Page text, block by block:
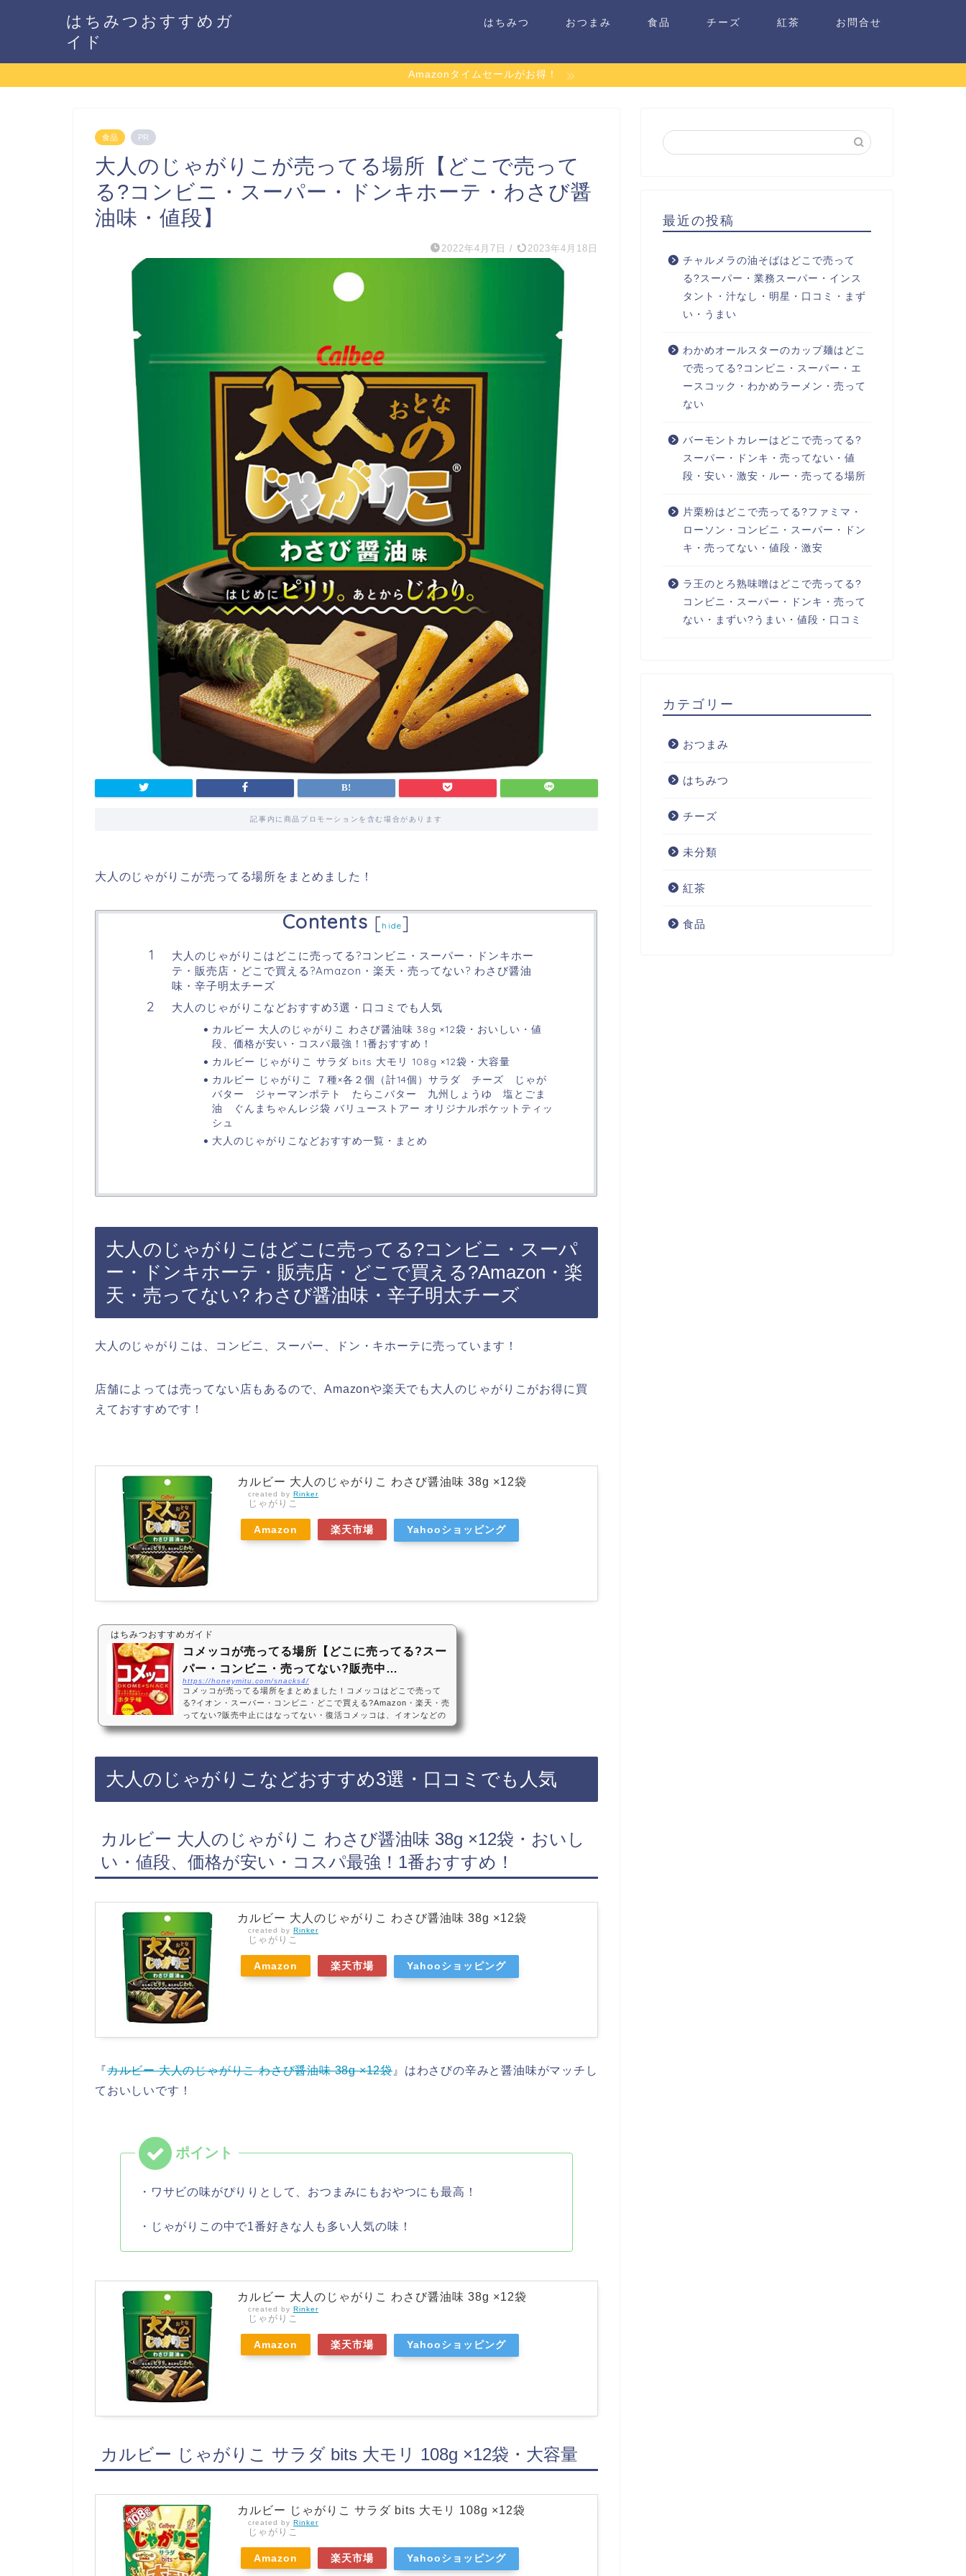
はちみつおすすめガ
イド
はちみつ おつまみ 食品 チーズ 紅茶 お問合せ
Amazonタイムセールがお得！
食品 PR
大人のじゃがりこが売ってる場所【どこで売って
る?コンビニ・スーパー・ドンキホーテ・わさび醤
油味・値段】
2022年4月7日 / 2023年4月18日
記事内に商品プロモーションを含む場合があります
大人のじゃがりこが売ってる場所をまとめました！
Contents [hide]
大人のじゃがりこはどこに売ってる?コンビニ・スーパー・ドンキホー
テ・販売店・どこで買える?Amazon・楽天・売ってない? わさび醤油
味・辛子明太チーズ
大人のじゃがりこなどおすすめ3選・口コミでも人気
カルビー 大人のじゃがりこ わさび醤油味 38g ×12袋・おいしい・値
段、価格が安い・コスパ最強！1番おすすめ！
カルビー じゃがりこ サラダ bits 大モリ 108g ×12袋・大容量
カルビー じゃがりこ ７種×各２個（計14個）サラダ チーズ じゃが
バター ジャーマンポテト たらこバター 九州しょうゆ 塩とごま
油 ぐんまちゃんレジ袋 バリューストアー オリジナルポケットティッ
シュ
大人のじゃがりこなどおすすめ一覧・まとめ
大人のじゃがりこはどこに売ってる?コンビニ・スーパ
ー・ドンキホーテ・販売店・どこで買える?Amazon・楽
天・売ってない? わさび醤油味・辛子明太チーズ
大人のじゃがりこは、コンビニ、スーパー、ドン・キホーテに売っています！
店舗によっては売ってない店もあるので、Amazonや楽天でも大人のじゃがりこがお得に買
えておすすめです！
カルビー 大人のじゃがりこ わさび醤油味 38g ×12袋
created by Rinker
じゃがりこ
Amazon 楽天市場 Yahooショッピング
はちみつおすすめガイド
コメッコが売ってる場所【どこに売ってる?スー
パー・コンビニ・売ってない?販売中…
https://honeymitu.com/snacks4/
コメッコが売ってる場所をまとめました！コメッコはどこで売って
る?イオン・スーパー・コンビニ・どこで買える?Amazon・楽天・売
ってない?販売中止にはなってない・復活コメッコは、イオンなどの
スーパーやコンビニに売っています！コメッコは一時的に販売中止し
個・おいしい・お米スナック・サクサク・1番おすすめ！『江崎グリ
コ コメッ…
大人のじゃがりこなどおすすめ3選・口コミでも人気
カルビー 大人のじゃがりこ わさび醤油味 38g ×12袋・おいし
い・値段、価格が安い・コスパ最強！1番おすすめ！
カルビー 大人のじゃがりこ わさび醤油味 38g ×12袋
created by Rinker
じゃがりこ
Amazon 楽天市場 Yahooショッピング
『カルビー 大人のじゃがりこ わさび醤油味 38g ×12袋 』はわさびの辛みと醤油味がマッチし
ておいしいです！
・ワサビの味がぴりりとして、おつまみにもおやつにも最高！
・じゃがりこの中で1番好きな人も多い人気の味！
カルビー 大人のじゃがりこ わさび醤油味 38g ×12袋
created by Rinker
じゃがりこ
Amazon 楽天市場 Yahooショッピング
カルビー じゃがりこ サラダ bits 大モリ 108g ×12袋・大容量
カルビー じゃがりこ サラダ bits 大モリ 108g ×12袋
created by Rinker
じゃがりこ
Amazon 楽天市場 Yahooショッピング
最近の投稿
チャルメラの油そばはどこで売って
る?スーパー・業務スーパー・インス
タント・汁なし・明星・口コミ・まず
い・うまい
わかめオールスターのカップ麺はどこ
で売ってる?コンビニ・スーパー・エ
ースコック・わかめラーメン・売って
ない
バーモントカレーはどこで売ってる?
スーパー・ドンキ・売ってない・値
段・安い・激安・ルー・売ってる場所
片栗粉はどこで売ってる?ファミマ・
ローソン・コンビニ・スーパー・ドン
キ・売ってない・値段・激安
ラ王のとろ熟味噌はどこで売ってる?
コンビニ・スーパー・ドンキ・売って
ない・まずい?うまい・値段・口コミ
カテゴリー
おつまみ
はちみつ
チーズ
未分類
紅茶
食品